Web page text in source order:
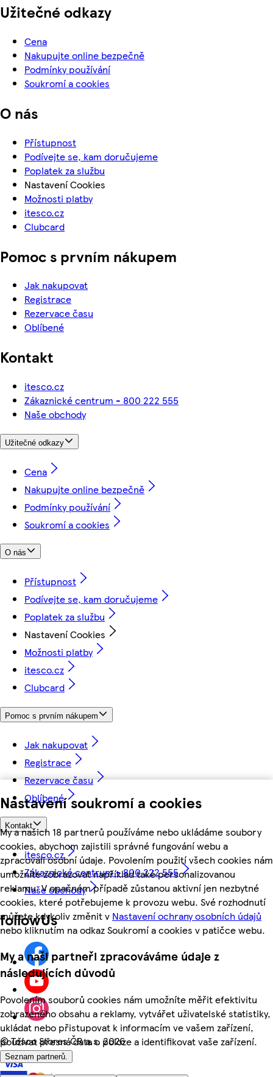
Nastavení soukromí a cookies
My a našich 18 partnerů používáme nebo ukládáme soubory
cookies, abychom zajistili správné fungování webu a
zpracovali osobní údaje. Povolením použití všech cookies nám
umožníte zobrazovat například také personalizovanou
reklamu. V opačném případě zůstanou aktivní jen nezbytné
cookies, které potřebujeme k provozu webu. Své rozhodnutí
můžete kdykoliv změnit v Nastavení ochrany osobních údajů
nebo kliknutím na odkaz Soukromí a cookies v patičce webu.
My a naši partneři zpracováváme údaje z
následujících důvodů
Povolením souborů cookies nám umožníte měřit efektivitu
zobrazeného obsahu a reklamy, vytvářet uživatelské statistiky,
ukládat nebo přistupovat k informacím ve vašem zařízení,
používat přesná data o poloze a identifikovat vaše zařízení.
Seznam partnerů.
Užitečné odkazy
Cena
Nakupujte online bezpečně
Podmínky používání
Soukromí a cookies
O nás
Přístupnost
Podívejte se, kam doručujeme
Poplatek za službu
Nastavení Cookies
Možnosti platby
itesco.cz
Clubcard
Pomoc s prvním nákupem
Jak nakupovat
Registrace
Rezervace času
Oblíbené
Kontakt
itesco.cz
Zákaznické centrum - 800 222 555
Naše obchody
Užitečné odkazy
Cena
Nakupujte online bezpečně
Podmínky používání
Soukromí a cookies
O nás
Přístupnost
Podívejte se, kam doručujeme
Poplatek za službu
Nastavení Cookies
Možnosti platby
itesco.cz
Clubcard
Pomoc s prvním nákupem
Jak nakupovat
Registrace
Rezervace času
Oblíbené
Kontakt
itesco.cz
Zákaznické centrum - 800 222 555
Naše obchody
followUs
©Tesco Stores ČR a.s. 2026